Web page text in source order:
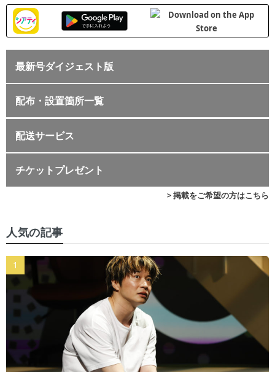
最新号ダイジェスト版
配布・設置箇所一覧
配送サービス
チケットプレゼント
> 掲載をご希望の方はこちら
人気の記事